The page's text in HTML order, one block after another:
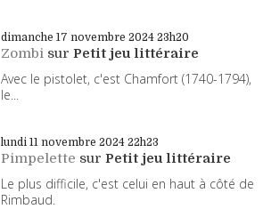
dimanche 17 novembre 2024 23h20
Zombi sur Petit jeu littéraire
Avec le pistolet, c'est Chamfort (1740-1794),
le...
lundi 11 novembre 2024 22h23
Pimpelette sur Petit jeu littéraire
Le plus difficile, c'est celui en haut à côté de
Rimbaud.